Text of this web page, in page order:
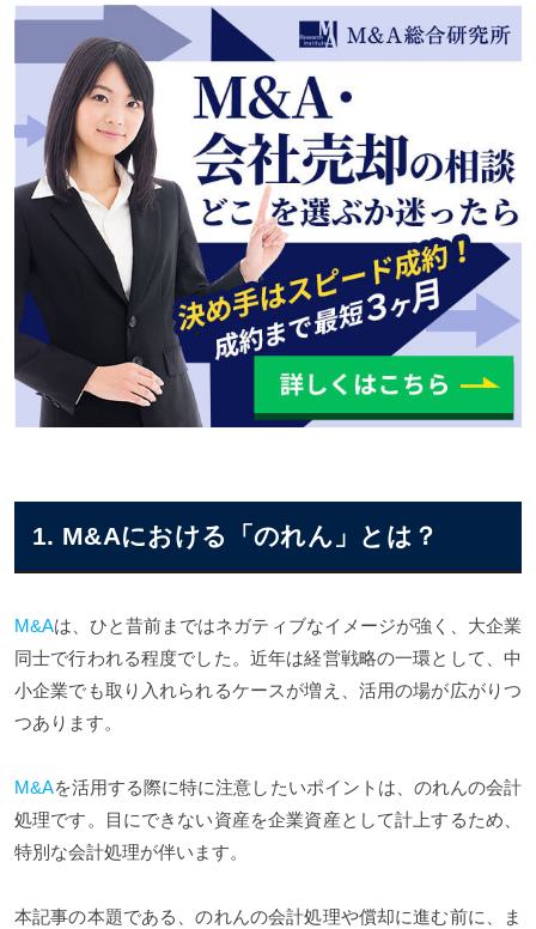
のれんの会計処理における2つの会計基準
M&Aでのれんが計上される仕組み
のれんの会計処理と具体的な仕訳例
のれんの償却方法
のれんの減損処理が必要になる場合とは
M&Aにおける「のれん」の評価方法
のれんの3つの注意点
注意！会計と税務でのれんの取り扱いは異なる
のれんの会計処理とM&Aに関する相談先
のれんのまとめ
1. M&Aにおける「のれん」とは？
M&Aは、ひと昔前まではネガティブなイメージが強く、大企業
同士で行われる程度でした。近年は経営戦略の一環として、中
小企業でも取り入れられるケースが増え、活用の場が広がりつ
つあります。
M&Aを活用する際に特に注意したいポイントは、のれんの会計
処理です。目にできない資産を企業資産として計上するため、
特別な会計処理が伴います。
本記事の本題である、のれんの会計処理や償却に進む前に、ま